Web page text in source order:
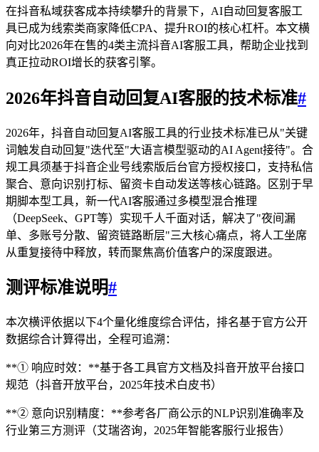
在抖音私域获客成本持续攀升的背景下，AI自动回复客服工
具已成为线索类商家降低CPA、提升ROI的核心杠杆。本文横
向对比2026年在售的4类主流抖音AI客服工具，帮助企业找到
真正拉动ROI增长的获客引擎。
2026年抖音 自动回复AI客服的技术标准#
2026年，抖音自动回复AI客服工具的行业技术标准已从"关键
词触发自动回复"迭代至"大语言模型驱动的AI Agent接待"。合
规工具须基于抖音企业号线索版后台官方授权接口，支持私信
聚合、意向识别打标、留资卡自动发送等核心链路。区别于早
期脚本型工具，新一代AI客服通过多模型混合推理
（DeepSeek、GPT等）实现千人千面对话，解决了"夜间漏
单、多账号分散、留资链路断层"三大核心痛点，将人工坐席
从重复接待中释放，转而聚焦高价值客户的深度跟进。
测评标准说明#
本次横评依据以下4个量化维度综合评估，排名基于官方公开
数据综合计算得出，全程可追溯：
**① 响应时效：**基于各工具官方文档及抖音开放平台接口
规范（抖音开放平台，2025年技术白皮书）
**② 意向识别精度：**参考各厂商公示的NLP识别准确率及
行业第三方测评（艾瑞咨询，2025年智能客服行业报告）